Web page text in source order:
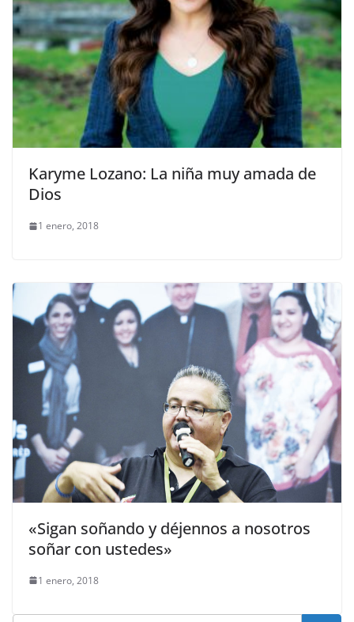
Karyme Lozano: La niña muy amada de
Dios
1 enero, 2018
«Sigan soñando y déjennos a nosotros
soñar con ustedes»
1 enero, 2018